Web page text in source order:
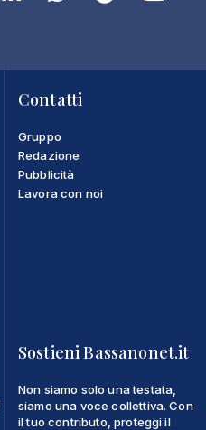
Contatti
Gruppo
Redazione
Pubblicità
Lavora con noi
Sostieni Bassanonet.it
Non siamo solo una testata,
siamo una voce collettiva. Con
il tuo contributo, proteggi il